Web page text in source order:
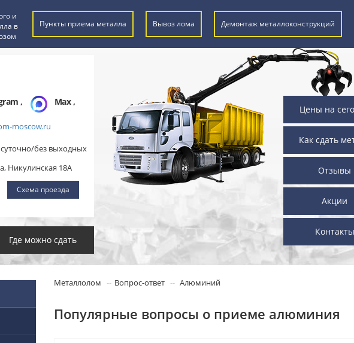
и
в
Пункты приема металла Вывоз лома Демонтаж металлоконструкций
, Max,
moscow.ru
без выходных
Никулинская 18А
Схема проезда
Где можно сдать
Цены на
Как сдать
Отзывы
Акции
Контакты
Металлолом Вопрос-ответ Алюминий
Популярные вопросы о приеме алюминия